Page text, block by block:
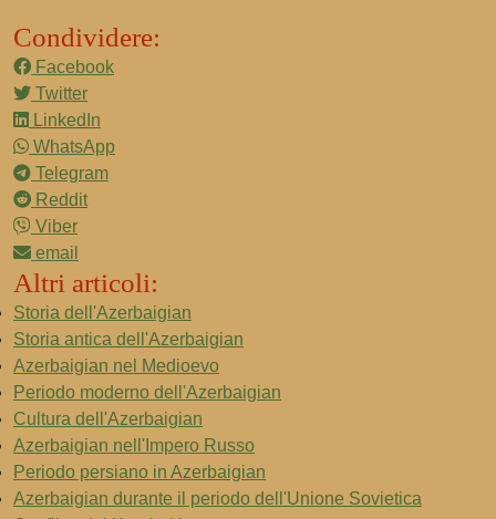
Condividere:
Facebook
Twitter
LinkedIn
WhatsApp
Telegram
Reddit
Viber
email
Altri articoli:
Storia dell'Azerbaigian
Storia antica dell'Azerbaigian
Azerbaigian nel Medioevo
Periodo moderno dell'Azerbaigian
Cultura dell'Azerbaigian
Azerbaigian nell'Impero Russo
Periodo persiano in Azerbaigian
Azerbaigian durante il periodo dell'Unione Sovietica